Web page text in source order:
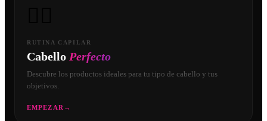
RUTINA CAPILAR
Cabello Perfecto
Descubre los productos ideales para tu tipo de cabello y tus
objetivos.
EMPEZAR →